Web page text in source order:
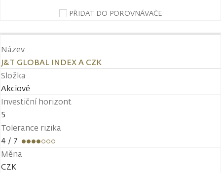
PŘIDAT DO POROVNÁVAČE
Název
J&T GLOBAL INDEX A CZK
Složka
Akciové
Investiční horizont
5
Tolerance rizika
4 / 7
Měna
CZK